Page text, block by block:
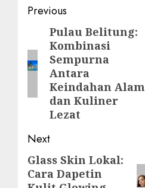
Post
navigation
Previous
Previous
post:
Pulau Belitung:
Kombinasi
Sempurna
Antara
Keindahan Alam
dan Kuliner
Lezat
Next
Next
post:
Glass Skin Lokal:
Cara Dapetin